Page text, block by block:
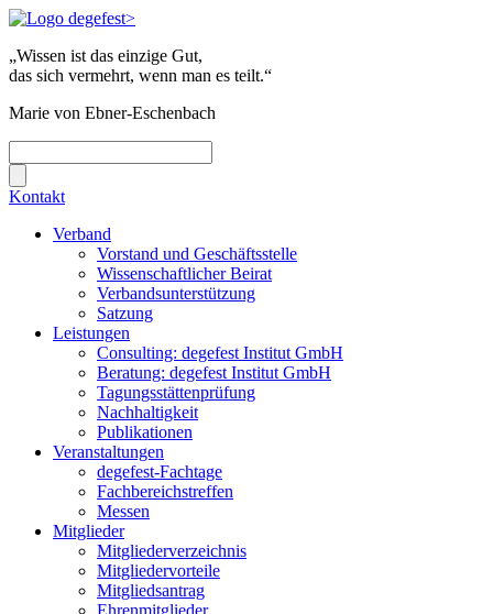
„Wissen ist das einzige Gut,
das sich vermehrt, wenn man es teilt.“
Marie von Ebner-Eschenbach
Kontakt
Verband
Vorstand und Geschäftsstelle
Wissenschaftlicher Beirat
Verbandsunterstützung
Satzung
Leistungen
Consulting: degefest Institut GmbH
Beratung: degefest Institut GmbH
Tagungsstättenprüfung
Nachhaltigkeit
Publikationen
Veranstaltungen
degefest-Fachtage
Fachbereichstreffen
Messen
Mitglieder
Mitgliederverzeichnis
Mitgliedervorteile
Mitgliedsantrag
Ehrenmitglieder